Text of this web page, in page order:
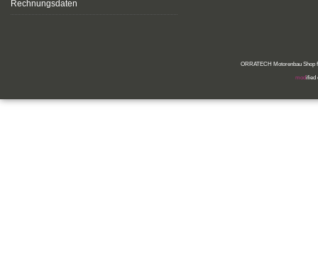
Rechnungsdaten
ORRATECH Motorenbau
modified